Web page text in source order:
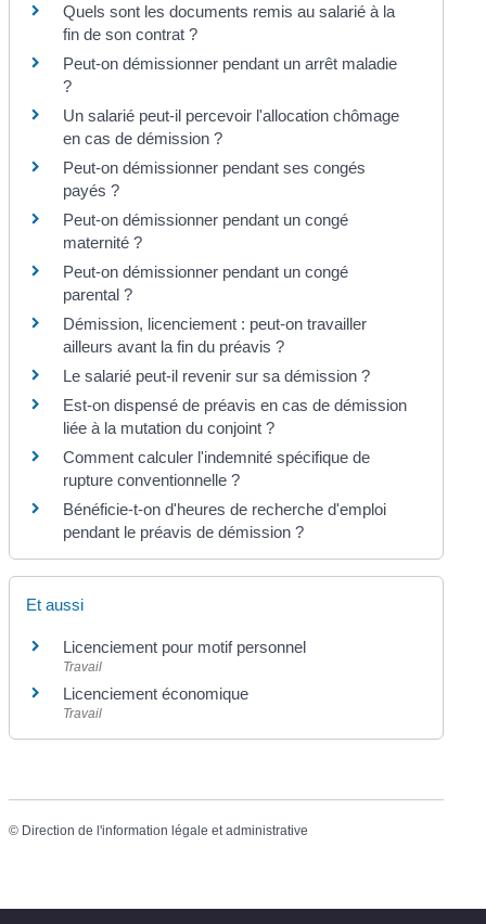
Quels sont les documents remis au salarié à la
fin de son contrat ?
Peut-on démissionner pendant un arrêt maladie
?
Un salarié peut-il percevoir l'allocation chômage
en cas de démission ?
Peut-on démissionner pendant ses congés
payés ?
Peut-on démissionner pendant un congé
maternité ?
Peut-on démissionner pendant un congé
parental ?
Démission, licenciement : peut-on travailler
ailleurs avant la fin du préavis ?
Le salarié peut-il revenir sur sa démission ?
Est-on dispensé de préavis en cas de démission
liée à la mutation du conjoint ?
Comment calculer l'indemnité spécifique de
rupture conventionnelle ?
Bénéficie-t-on d'heures de recherche d'emploi
pendant le préavis de démission ?
Et aussi
Licenciement pour motif personnel
Travail
Licenciement économique
Travail
© Direction de l'information légale et administrative